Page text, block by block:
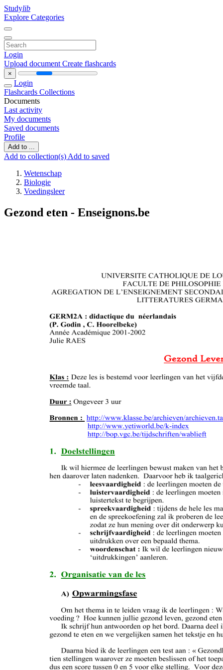
Studylib
Explore Categories
Login
Upload document Create flashcards
×
Login
Flashcards Collections
Documents
Last activity
My documents
Saved documents
Profile
Add to ...
Add to collection(s) Add to saved
Wetenschap
Biologie
Voedingsleer
Gezond eten - Enseignons.be